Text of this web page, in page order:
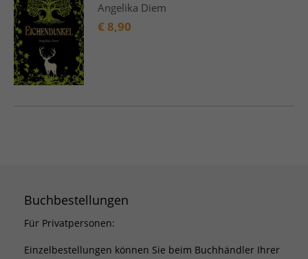
Angelika Diem
€ 8,90
Buchbestellungen
Für Privatpersonen:
Einzelbestellungen können Sie beim Buchhändler Ihrer